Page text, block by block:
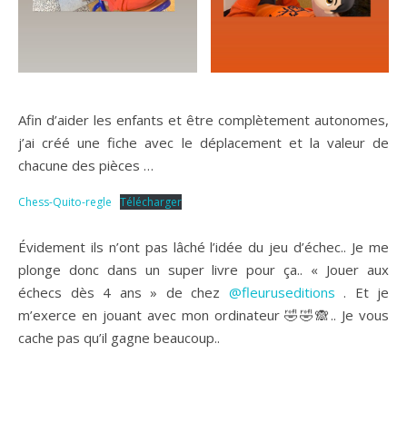
Afin d’aider les enfants et être complètement autonomes,
j’ai créé une fiche avec le déplacement et la valeur de
chacune des pièces …
Chess-Quito-regle Télécharger
Évidement ils n’ont pas lâché l’idée du jeu d’échec.. Je me
plonge donc dans un super livre pour ça.. « Jouer aux
échecs dès 4 ans » de chez @fleuruseditions . Et je
m’exerce en jouant avec mon ordinateur 🤣🤣🙈.. Je vous
cache pas qu’il gagne beaucoup..